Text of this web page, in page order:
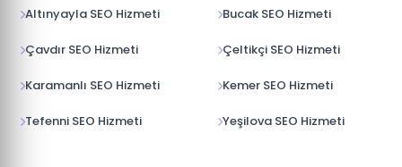
Altınyayla SEO Hizmeti Bucak SEO Hizmeti
Çavdır SEO Hizmeti Çeltikçi SEO Hizmeti
Karamanlı SEO Hizmeti Kemer SEO Hizmeti
Tefenni SEO Hizmeti Yeşilova SEO Hizmeti